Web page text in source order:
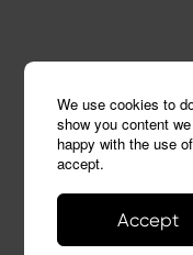
We use cookies to
show you content
happy with the use
accept.
Accept
Chia sẻ
trang web,